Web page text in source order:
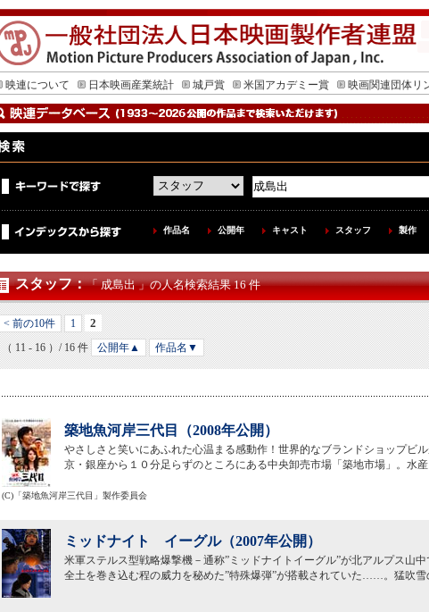
映連について
日本映画産業統計 城戸賞 米国アカデミー賞 映画関連団体リ
作品名 公開年 キャスト スタッフ 製作
スタッフ：「 成島出 」の人名検索結果 16 件
< 前の10件 1 2
（ 11 - 16 ）/ 16 件 公開年▲ 作品名▼
築地魚河岸三代目（2008年公開）
やさしさと笑いにあふれた心温まる感動作！世界的なブランドショップビ
京・銀座から１０分足らずのところにある中央卸売市場「築地市場」。水
(C)「築地魚河岸三代目」製作委員会
ミッドナイト イーグル（2007年公開）
米軍ステルス型戦略爆撃機－通称”ミッドナイトイーグル”が北アルプス山
全土を巻き込む程の威力を秘めた”特殊爆弾”が搭載されていた……。猛吹雪